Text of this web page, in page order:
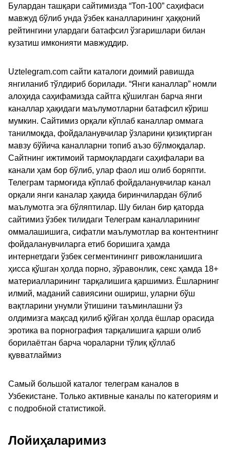
Булардан ташқари сайтимизда “Топ-100” саҳифаси
мавжуд бўлиб унда ўзбек каналларининг ҳаққоний
рейтингини улардаги батафсил ўзгаришлари билан
кузатиш имконияти мавжуддир.
Uztelegram.com сайти каталоги доимий равишда
янгиланиб тўлдириб борилади. “Янги каналлар” номли
алоҳида саҳифамизда сайтга қўшилган барча янги
каналлар ҳақидаги маълумотларни батафсил кўриш
мумкин. Сайтимиз орқали кўплаб каналлар оммага
танилмоқда, фойдаланувчилар ўзларини қизиқтирган
мавзу бўйича каналларни топиб аъзо бўлмоқдалар.
Сайтнинг ижтимоий тармоқлардаги саҳифалари ва
канали ҳам бор бўлиб, улар фаол иш олиб боряпти.
Телеграм тармоғида кўплаб фойдаланувчилар канал
орқали янги каналар ҳақида биринчилардан бўлиб
маълумотга эга бўляптилар. Шу билан бир қаторда
сайтимиз ўзбек тилидаги Телеграм каналларининг
оммалашишига, сифатли маълумотлар ва контентнинг
фойдаланувчиларга етиб боришига ҳамда
интернетдаги ўзбек сегментинингг ривожланишига
ҳисса қўшган ҳолда порно, зўравонлик, секс ҳамда 18+
материалларининг тарқалишига қаршимиз. Ёшларнинг
илмий, маданий савиясини ошириш, уларни бўш
вақтларини унумли ўтишини таъминлашни ўз
олдимизга мақсад қилиб қўйган ҳолда ёшлар орасида
эротика ва порнография тарқалишига қарши олиб
борилаётган барча чораларни тўлиқ қўллаб
қувватлаймиз
Самый большой каталог телеграм каналов в
Узбекистане. Только активные каналы по категориям и
с подробной статистикой.
Лойиҳаларимиз